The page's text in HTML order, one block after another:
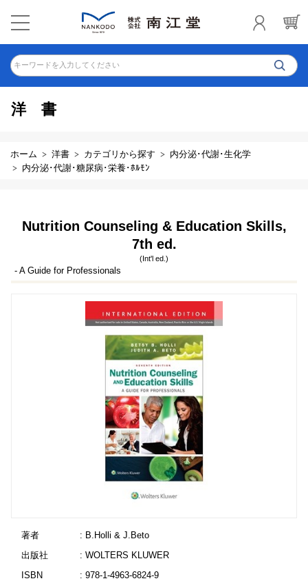
キーワードを入力してください
洋書
ホーム 洋書 カテゴリから探す
内分泌･代謝･生化学
内分泌･代謝･糖尿病･栄養･ﾎﾙﾓﾝ
Nutrition Counseling & Education Skills,
7th ed.
(Int'l ed.)
- A Guide for Professionals
著者
: B.Holli & J.Beto
出版社
: WOLTERS KLUWER
ISBN
: 978-1-4963-6824-9